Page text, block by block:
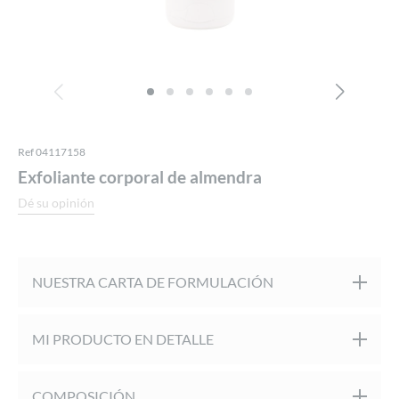
Ref 04117158
Exfoliante corporal de almendra
Dé su opinión
NUESTRA CARTA DE FORMULACIÓN
MI PRODUCTO EN DETALLE
Exfoliante corporal con cáscaras de almendra. Su fórmula